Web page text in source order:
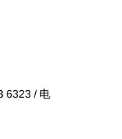
6323 / 电